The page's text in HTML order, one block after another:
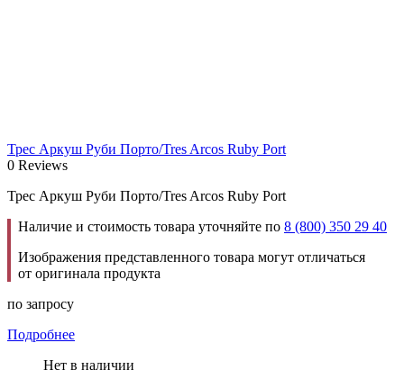
Трес Аркуш Руби Порто/Tres Arcos Ruby Port
0 Reviews
Трес Аркуш Руби Порто/Tres Arcos Ruby Port
Наличие и стоимость товара уточняйте по 8 (800) 350 29 40
Изображения представленного товара могут отличаться
от оригинала продукта
по запросу
Подробнее
Нет в наличии